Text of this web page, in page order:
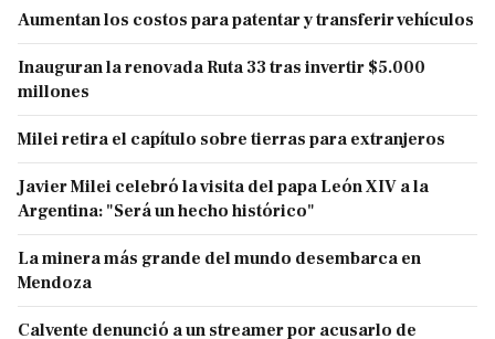
Aumentan los costos para patentar y transferir vehículos
Inauguran la renovada Ruta 33 tras invertir $5.000
millones
Milei retira el capítulo sobre tierras para extranjeros
Javier Milei celebró la visita del papa León XIV a la
Argentina: "Será un hecho histórico"
La minera más grande del mundo desembarca en
Mendoza
Calvente denunció a un streamer por acusarlo de